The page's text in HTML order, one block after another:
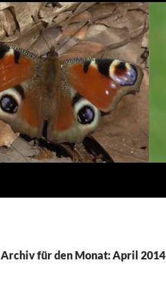
Archiv für den Monat: April 2014